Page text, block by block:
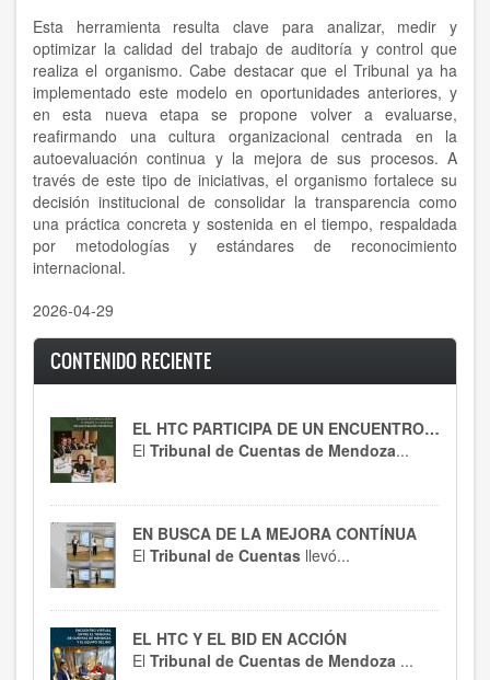
Esta herramienta resulta clave para analizar, medir y
optimizar la calidad del trabajo de auditoría y control que
realiza el organismo. Cabe destacar que el Tribunal ya ha
implementado este modelo en oportunidades anteriores, y
en esta nueva etapa se propone volver a evaluarse,
reafirmando una cultura organizacional centrada en la
autoevaluación continua y la mejora de sus procesos. A
través de este tipo de iniciativas, el organismo fortalece su
decisión institucional de consolidar la transparencia como
una práctica concreta y sostenida en el tiempo, respaldada
por metodologías y estándares de reconocimiento
internacional.
2026-04-29
CONTENIDO RECIENTE
EL HTC PARTICIPA DE UN ENCUENTRO CLAVE
El Tribunal de Cuentas de Mendoza...
EN BUSCA DE LA MEJORA CONTÍNUA
El Tribunal de Cuentas llevó...
EL HTC Y EL BID EN ACCIÓN
El Tribunal de Cuentas de Mendoza ...